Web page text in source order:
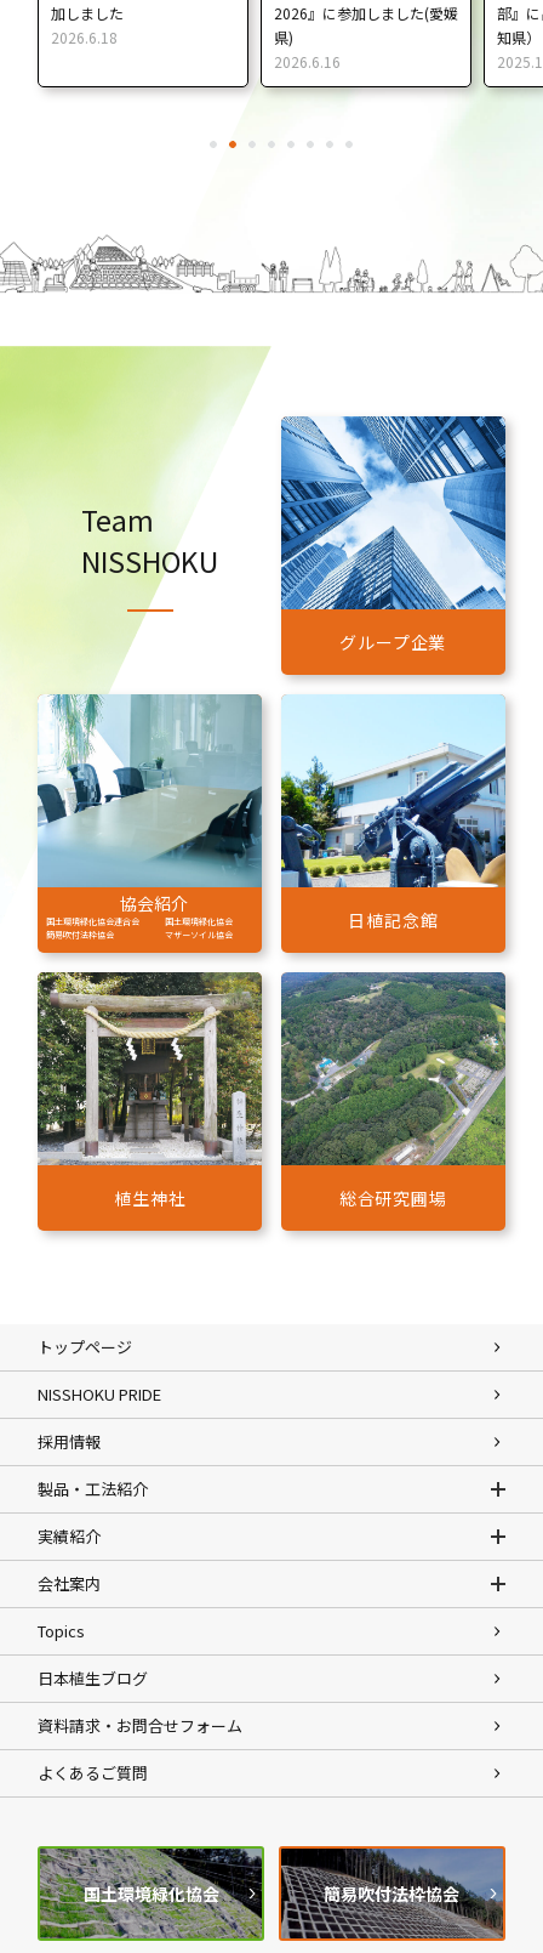
2026』に参加しました(愛媛
部』に出展しました！（愛
6 7 8
Team
NISSHOKU
グループ企業
協会紹介
国土環境緑化協会連合会
国土環境緑化協会
簡易吹付法枠協会
マザーソイル協会
日植記念館
植生神社 総合研究圃場
トップページ
NISSHOKU PRIDE
採用情報
製品・工法紹介
実績紹介
会社案内
Topics
日本植生ブログ
資料請求・お問合せフォーム
よくあるご質問
国土環境緑化協会 簡易吹付法枠協会